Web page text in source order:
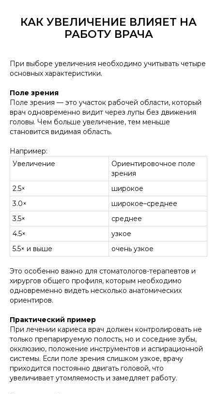
КАК УВЕЛИЧЕНИЕ ВЛИЯЕТ НА
РАБОТУ ВРАЧА
При выборе увеличения необходимо учитывать четыре
основных характеристики.
Поле зрения
Поле зрения — это участок рабочей области, который
врач одновременно видит через лупы без движения
головы. Чем больше увеличение, тем меньше
становится видимая область.
Например:
Увеличение
Ориентировочное поле
зрения
2.5×
широкое
3.0×
широкое–среднее
3.5×
среднее
4.5×
узкое
5.5× и выше
очень узкое
Это особенно важно для стоматологов-терапевтов и
хирургов общего профиля, которым необходимо
одновременно видеть несколько анатомических
ориентиров.
Практический пример
При лечении кариеса врач должен контролировать не
только препарируемую полость, но и соседние зубы,
окклюзию, положение инструментов и аспирационной
системы. Если поле зрения слишком узкое, врачу
приходится постоянно двигать головой, что
увеличивает утомляемость и замедляет работу.